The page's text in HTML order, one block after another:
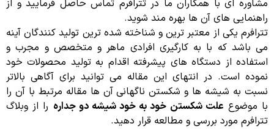
مشاوره ای با همکاران ما در تترافرم تماس حاصل فرمایید و از
راهنمایی های آن ها بهره مند شوید.
تترافرم یکی از معتبر ترین و شناخته شده ترین تولید کنندگان آینه
می باشد که با به کارگیری افرادی ماهر و متخصص و مجرب و
استفاده از دستگاه های پیشرفته اقدام به تولید محصولات خود
نموده است. در انتهای این مقاله می توانید برای آگاهی بالاتر
نسبت به شیشه ها و شکستن ناگهانی آن ها مقاله مرتبط با آن را
با موضوع علت شکستن خود به خود شیشه دو جداره را از وبلاگ
تترافرم مورد بررسی و مطالعه قرار دهید.